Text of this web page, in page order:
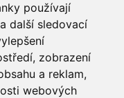
používají
další sledovací
zobrazení
a reklam,
webových
Youtube kanál arboreta